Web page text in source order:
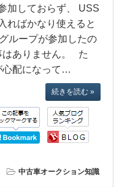
加しておらず、 USS
ればかなり使えると
ループが参加したの
はありません。 た
心配になって…
続きを読む »
中古車オークション知識